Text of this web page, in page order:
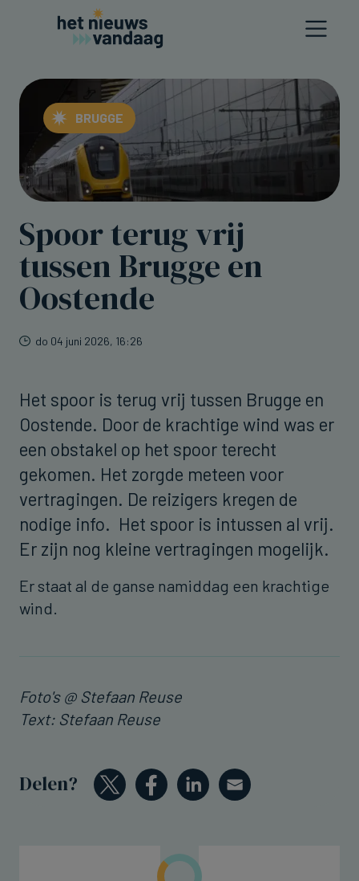
BRUGGE
Spoor terug vrij
tussen Brugge en
Oostende
do 04 juni 2026, 16:26
Het spoor is terug vrij tussen Brugge en
Oostende. Door de krachtige wind was er
een obstakel op het spoor terecht
gekomen. Het zorgde meteen voor
vertragingen. De reizigers kregen de
nodige info. Het spoor is intussen al vrij.
Er zijn nog kleine vertragingen mogelijk.
Er staat al de ganse namiddag een krachtige
wind.
Foto's @ Stefaan Reuse
Text: Stefaan Reuse
Delen?